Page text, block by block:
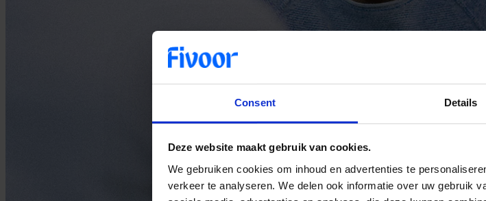
Consent Details
Deze website maakt gebruik van cookies.
We gebruiken cookies om inhoud en advertenties te
verkeer te analyseren. We delen ook informatie over uw gebruik